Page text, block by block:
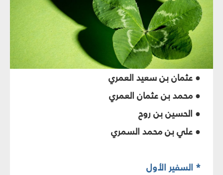
● عثمان بن سعيد العمري
● محمد بن عثمان العمري
● الحسين بن روح
● علي بن محمد السمري
* السفير الأول